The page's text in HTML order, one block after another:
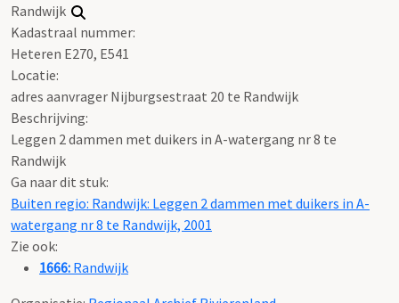
Randwijk
Kadastraal nummer:
Heteren E270, E541
Locatie:
adres aanvrager Nijburgsestraat 20 te Randwijk
Beschrijving:
Leggen 2 dammen met duikers in A-watergang nr 8 te
Randwijk
Ga naar dit stuk:
Buiten regio: Randwijk: Leggen 2 dammen met duikers in A-
watergang nr 8 te Randwijk, 2001
Zie ook:
1666: Randwijk